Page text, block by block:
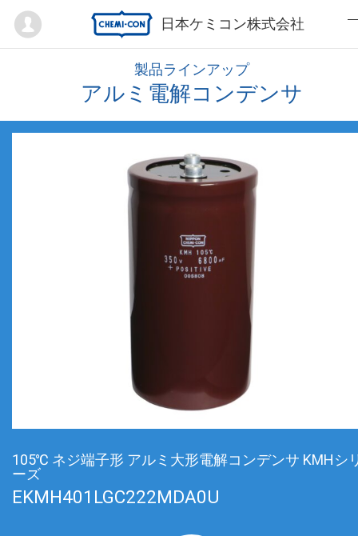
日本ケミコン株式会社
Mypage
製品ラインアップ
アルミ電解コンデンサ
105℃ ネジ端子形 アルミ大形電解コンデンサ KMHシ
ーズ
EKMH401LGC222MDA0U